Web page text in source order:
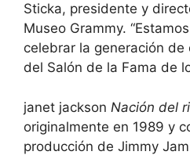
Sticka, presidente y
Museo Grammy.
celebrar la generación de
del Salón de la Fama de
janet jackson Nación del
originalmente en 1989 y
producción de Jimmy